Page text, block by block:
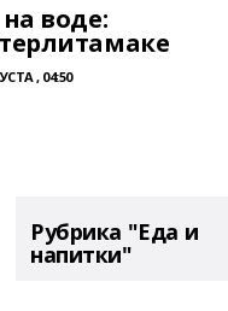
воде:
, 04:50
Рубрика "Еда и
напитки"